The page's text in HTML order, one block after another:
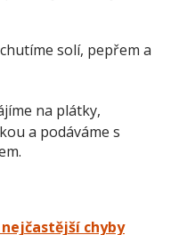
solí, pepřem a
na plátky,
a podáváme s
nejčastější chyby